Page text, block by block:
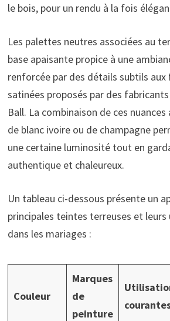
le bois, pour un rendu à la fois
Les palettes neutres associées au
base apaisante propice à une
renforcée par des détails subtils
satinées proposés par des
Ball. La combinaison de ces
de blanc ivoire ou de champagne
une certaine luminosité tout en
authentique et chaleureux.
Un tableau ci-dessous présente un
principales teintes terreuses et
dans les mariages :
Couleur
Marques
de
peinture